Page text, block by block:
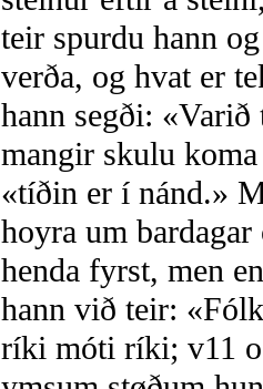
teir spurdu hann
verða, og hvat er
hann segði:
mangir skulu
«tíðin er í nánd.»
hoyra um
henda fyrst, men
hann við teir:
ríki móti ríki; v11